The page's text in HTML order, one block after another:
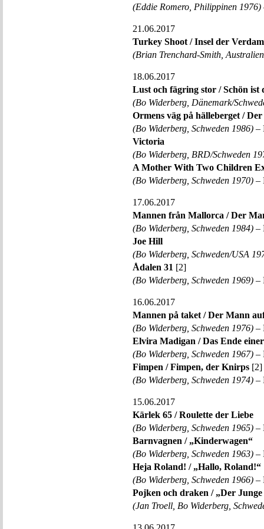
(Eddie Romero, Philippinen 1976)
21.06.2017
Turkey Shoot / Insel der
(Brian Trenchard-Smith,
18.06.2017
Lust och fägring stor / Schön ist
(Bo Widerberg, Dänemark/
Ormens väg på hälleberget /
(Bo Widerberg, Schweden 1986) –
Victoria
(Bo Widerberg, BRD/Schweden
A Mother With Two Children
(Bo Widerberg, Schweden 1970) –
17.06.2017
Mannen från Mallorca / Der
(Bo Widerberg, Schweden 1984) –
Joe Hill
(Bo Widerberg, Schweden/USA
Ådalen 31 [2]
(Bo Widerberg, Schweden 1969) –
16.06.2017
Mannen på taket / Der Mann
(Bo Widerberg, Schweden 1976) –
Elvira Madigan / Das Ende
(Bo Widerberg, Schweden 1967) –
Fimpen / Fimpen, der Knirps [2]
(Bo Widerberg, Schweden 1974) –
15.06.2017
Kärlek 65 / Roulette der Liebe
(Bo Widerberg, Schweden 1965) –
Barnvagnen / „Kinderwagen“
(Bo Widerberg, Schweden 1963) –
Heja Roland! / „Hallo, Roland!“
(Bo Widerberg, Schweden 1966) –
Pojken och draken / „Der
(Jan Troell, Bo Widerberg,